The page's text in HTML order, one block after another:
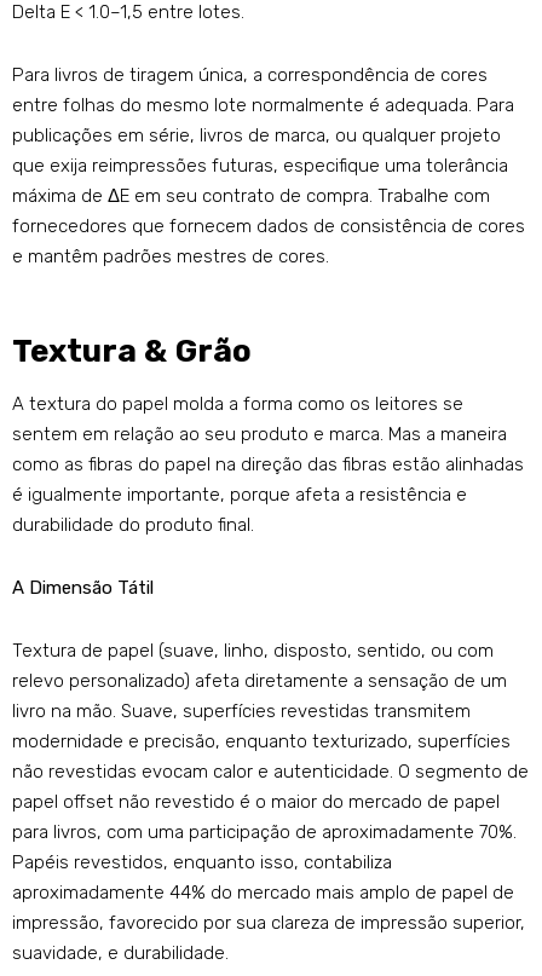
Delta E < 1.0–1,5 entre lotes.
Para livros de tiragem única, a correspondência de cores
entre folhas do mesmo lote normalmente é adequada. Para
publicações em série, livros de marca, ou qualquer projeto
que exija reimpressões futuras, especifique uma tolerância
máxima de ΔE em seu contrato de compra. Trabalhe com
fornecedores que fornecem dados de consistência de cores
e mantêm padrões mestres de cores.
Textura & Grão
A textura do papel molda a forma como os leitores se
sentem em relação ao seu produto e marca. Mas a maneira
como as fibras do papel na direção das fibras estão alinhadas
é igualmente importante, porque afeta a resistência e
durabilidade do produto final.
A Dimensão Tátil
Textura de papel (suave, linho, disposto, sentido, ou com
relevo personalizado) afeta diretamente a sensação de um
livro na mão. Suave, superfícies revestidas transmitem
modernidade e precisão, enquanto texturizado, superfícies
não revestidas evocam calor e autenticidade. O segmento de
papel offset não revestido é o maior do mercado de papel
para livros, com uma participação de aproximadamente 70%.
Papéis revestidos, enquanto isso, contabiliza
aproximadamente 44% do mercado mais amplo de papel de
impressão, favorecido por sua clareza de impressão superior,
suavidade, e durabilidade.